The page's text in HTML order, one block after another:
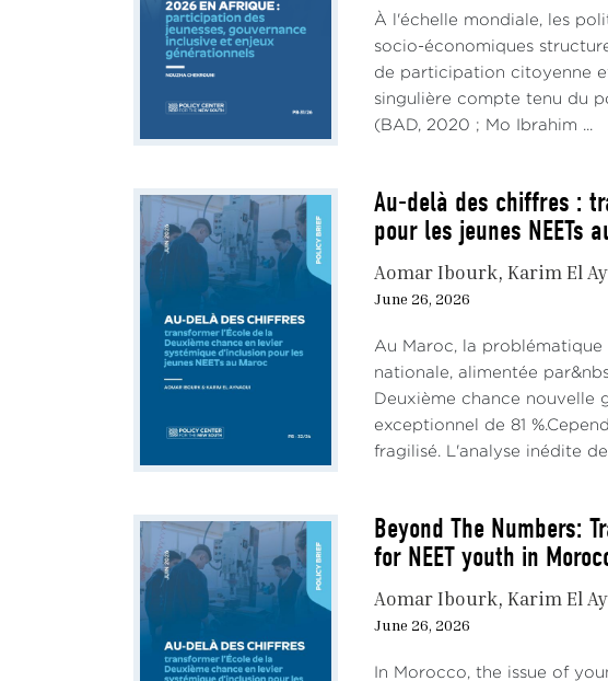
À l'échelle mondiale, les
socio-économiques
de participation citoyenne
singulière compte tenu du
(BAD, 2020 ; Mo Ibrahim ...
Au-delà des chiffres :
pour les jeunes NEETs
Aomar Ibourk Karim El
June 26, 2026
Au Maroc, la problématique
nationale, alimentée
Deuxième chance nouvelle
exceptionnel de 81
fragilisé. L'analyse inédite
Beyond The Numbers:
for NEET youth in
Aomar Ibourk Karim El
June 26, 2026
In Morocco, the issue of